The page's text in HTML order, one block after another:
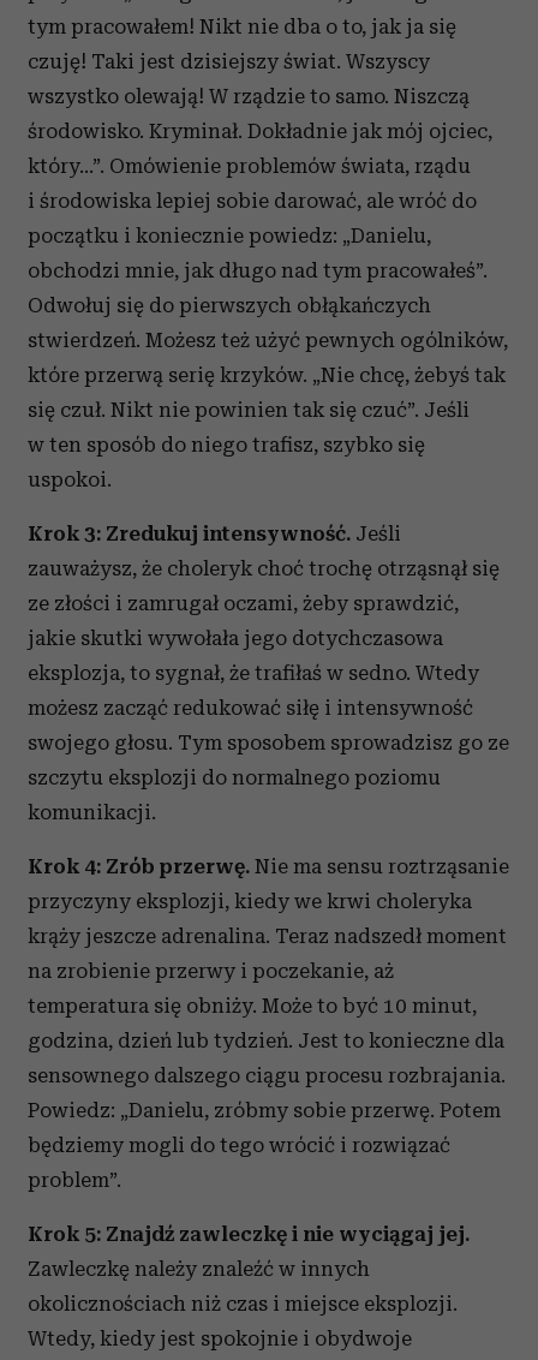
analizować ruch w naszej witrynie. Informacje o tym, jak
korzystasz z naszej witryny, udostępniamy partnerom
społecznościowym, reklamowym i analitycznym.
Partnerzy mogą połączyć te informacje z innymi danymi
otrzymanymi od Ciebie lub uzyskanymi podczas
korzystania z ich usług.
tym pracowałem! Nikt nie dba o to, jak ja się
czuję! Taki jest dzisiejszy świat. Wszyscy
wszystko olewają! W rządzie to samo. Niszczą
środowisko. Kryminał. Dokładnie jak mój ojciec,
który…”. Omówienie problemów świata, rządu
i środowiska lepiej sobie darować, ale wróć do
początku i koniecznie powiedz: „Danielu,
obchodzi mnie, jak długo nad tym pracowałeś”.
Odwołuj się do pierwszych obłąkańczych
stwierdzeń. Możesz też użyć pewnych ogólników,
które przerwą serię krzyków. „Nie chcę, żebyś tak
się czuł. Nikt nie powinien tak się czuć”. Jeśli
w ten sposób do niego trafisz, szybko się
uspokoi.
Krok 3: Zredukuj intensywność. Jeśli
zauważysz, że choleryk choć trochę otrząsnął się
ze złości i zamrugał oczami, żeby sprawdzić,
jakie skutki wywołała jego dotychczasowa
eksplozja, to sygnał, że trafiłaś w sedno. Wtedy
możesz zacząć redukować siłę i intensywność
swojego głosu. Tym sposobem sprowadzisz go ze
szczytu eksplozji do normalnego poziomu
komunikacji.
Krok 4: Zrób przerwę. Nie ma sensu roztrząsanie
przyczyny eksplozji, kiedy we krwi choleryka
krąży jeszcze adrenalina. Teraz nadszedł moment
na zrobienie przerwy i poczekanie, aż
temperatura się obniży. Może to być 10 minut,
godzina, dzień lub tydzień. Jest to konieczne dla
sensownego dalszego ciągu procesu rozbrajania.
Powiedz: „Danielu, zróbmy sobie przerwę. Potem
będziemy mogli do tego wrócić i rozwiązać
problem”.
Krok 5: Znajdź zawleczkę i nie wyciągaj jej.
Zawleczkę należy znaleźć w innych
okolicznościach niż czas i miejsce eksplozji.
Wtedy, kiedy jest spokojnie i obydwoje